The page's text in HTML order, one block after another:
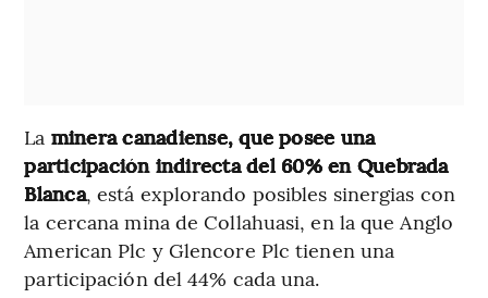
La minera canadiense, que posee una
participación indirecta del 60% en Quebrada
Blanca, está explorando posibles sinergias con
la cercana mina de Collahuasi, en la que Anglo
American Plc y Glencore Plc tienen una
participación del 44% cada una.